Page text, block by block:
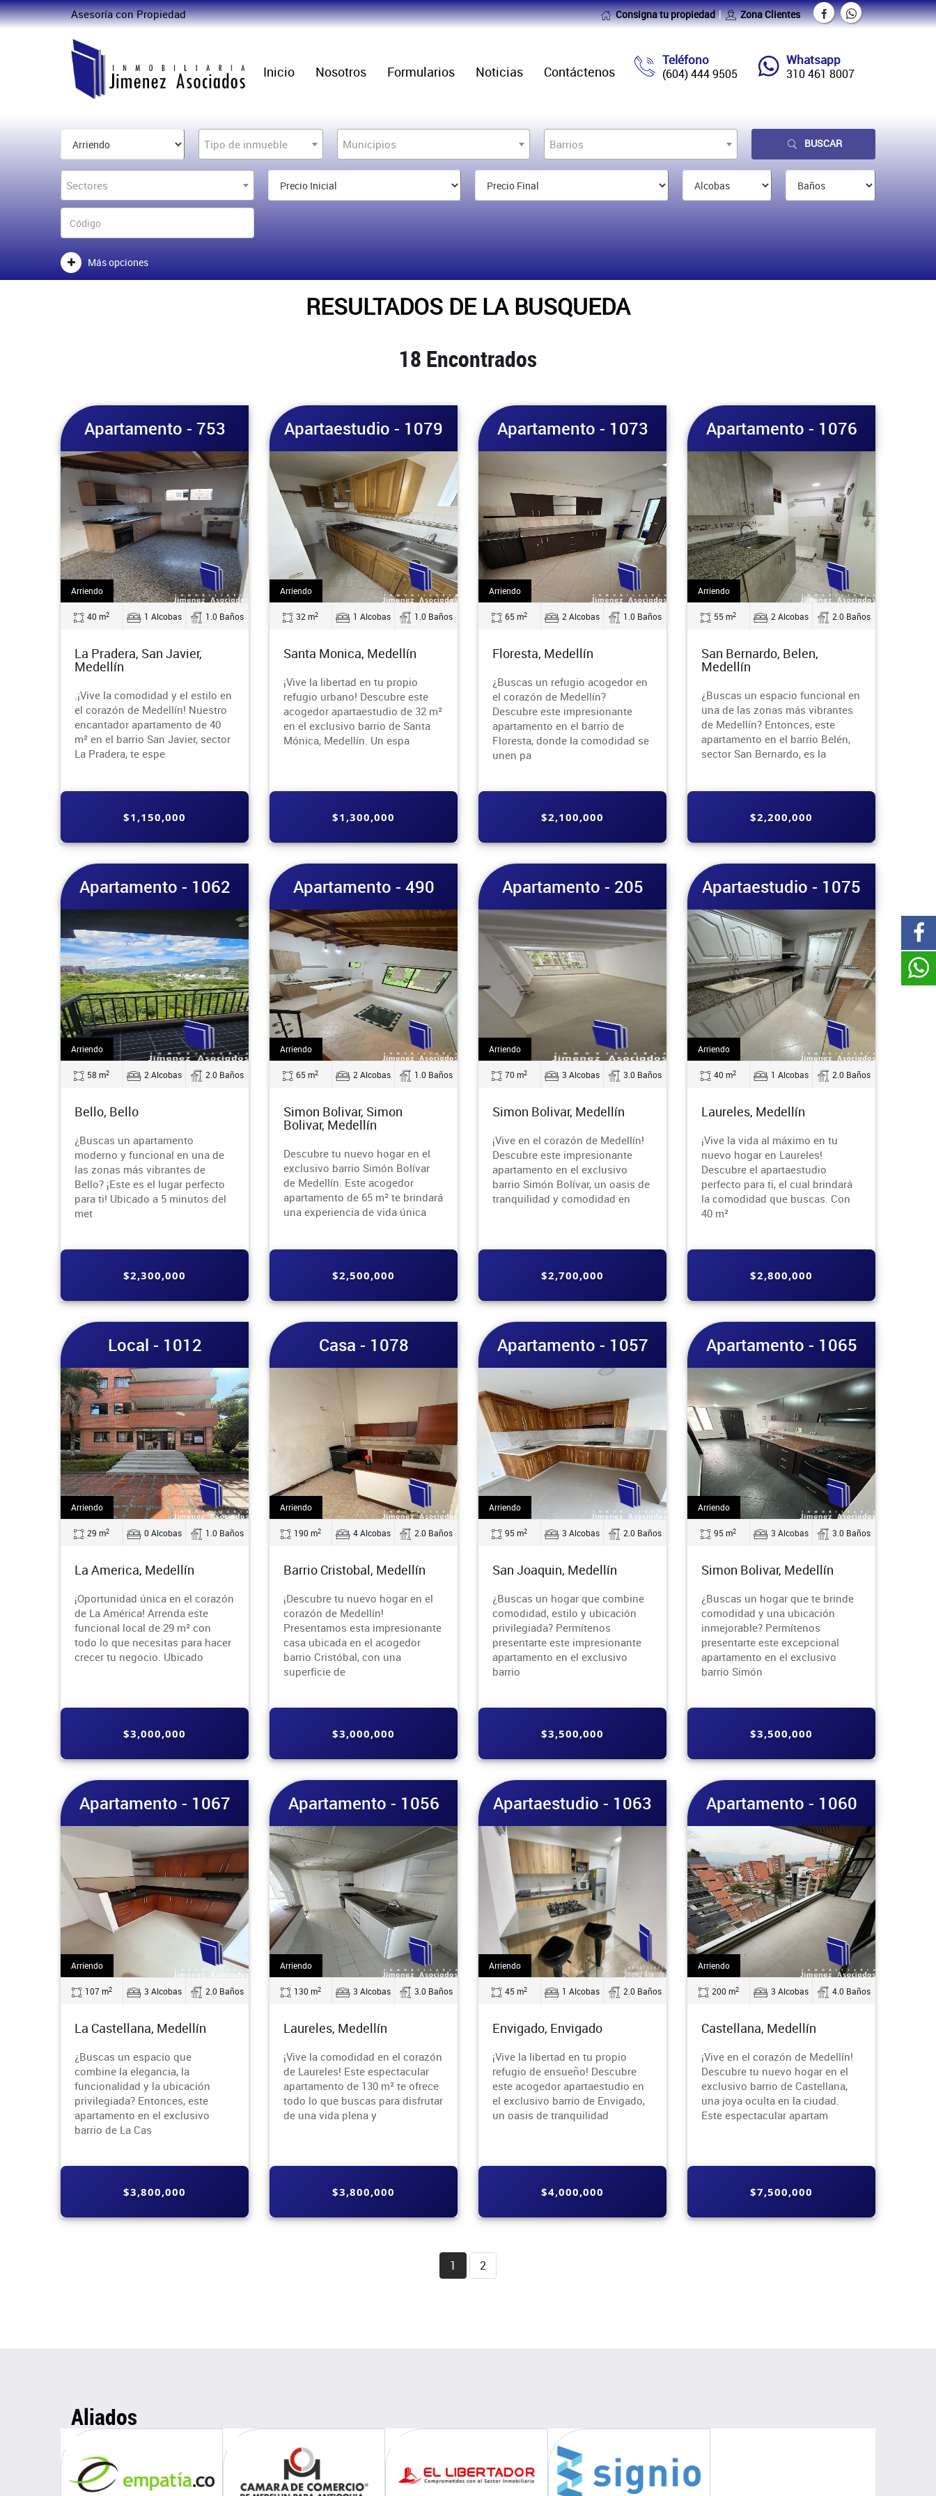
Asesoría con Propiedad Consigna tu propiedad Zona Clientes
Teléfono
(604) 444 9505
Whatsapp
310 461 8007
Inicio Nosotros Formularios Noticias Contáctenos
Tipo de inmueble Municipios Barrios BUSCAR
Sectores
Más opciones
RESULTADOS DE LA BUSQUEDA
18 Encontrados
Apartamento - 753
Arriendo
40 m2 1 Alcobas 1.0 Baños
La Pradera, San Javier,
Medellín
.¡Vive la comodidad y el estilo en
el corazón de Medellín! Nuestro
encantador apartamento de 40
m² en el barrio San Javier, sector
La Pradera, te espe
$1,150,000
Apartaestudio - 1079
Arriendo
32 m2 1 Alcobas 1.0 Baños
Santa Monica, Medellín
¡Vive la libertad en tu propio
refugio urbano! Descubre este
acogedor apartaestudio de 32 m²
en el exclusivo barrio de Santa
Mónica, Medellín. Un espa
$1,300,000
Apartamento - 1073
Arriendo
65 m2 2 Alcobas 1.0 Baños
Floresta, Medellín
¿Buscas un refugio acogedor en
el corazón de Medellín?
Descubre este impresionante
apartamento en el barrio de
Floresta, donde la comodidad se
unen pa
$2,100,000
Apartamento - 1076
Arriendo
55 m2 2 Alcobas 2.0 Baños
San Bernardo, Belen,
Medellín
¿Buscas un espacio funcional en
una de las zonas más vibrantes
de Medellín? Entonces, este
apartamento en el barrio Belén,
sector San Bernardo, es la
$2,200,000
Apartamento - 1062
Arriendo
58 m2 2 Alcobas 2.0 Baños
Bello, Bello
¿Buscas un apartamento
moderno y funcional en una de
las zonas más vibrantes de
Bello? ¡Este es el lugar perfecto
para ti! Ubicado a 5 minutos del
met
$2,300,000
Apartamento - 490
Arriendo
65 m2 2 Alcobas 1.0 Baños
Simon Bolivar, Simon
Bolivar, Medellín
Descubre tu nuevo hogar en el
exclusivo barrio Simón Bolívar
de Medellín. Este acogedor
apartamento de 65 m² te brindará
una experiencia de vida única
$2,500,000
Apartamento - 205
Arriendo
70 m2 3 Alcobas 3.0 Baños
Simon Bolivar, Medellín
¡Vive en el corazón de Medellín!
Descubre este impresionante
apartamento en el exclusivo
barrio Simón Bolívar, un oasis de
tranquilidad y comodidad en
$2,700,000
Apartaestudio - 1075
Arriendo
40 m2 1 Alcobas 2.0 Baños
Laureles, Medellín
¡Vive la vida al máximo en tu
nuevo hogar en Laureles!
Descubre el apartaestudio
perfecto para ti, el cual brindará
la comodidad que buscas. Con
40 m²
$2,800,000
Local - 1012
Arriendo
29 m2 0 Alcobas 1.0 Baños
La America, Medellín
¡Oportunidad única en el corazón
de La América! Arrenda este
funcional local de 29 m² con
todo lo que necesitas para hacer
crecer tu negocio. Ubicado
$3,000,000
Casa - 1078
Arriendo
190 m2 4 Alcobas 2.0 Baños
Barrio Cristobal, Medellín
¡Descubre tu nuevo hogar en el
corazón de Medellín!
Presentamos esta impresionante
casa ubicada en el acogedor
barrio Cristóbal, con una
superficie de
$3,000,000
Apartamento - 1057
Arriendo
95 m2 3 Alcobas 2.0 Baños
San Joaquin, Medellín
¿Buscas un hogar que combine
comodidad, estilo y ubicación
privilegiada? Permítenos
presentarte este impresionante
apartamento en el exclusivo
barrio
$3,500,000
Apartamento - 1065
Arriendo
95 m2 3 Alcobas 3.0 Baños
Simon Bolivar, Medellín
¿Buscas un hogar que te brinde
comodidad y una ubicación
inmejorable? Permítenos
presentarte este excepcional
apartamento en el exclusivo
barrio Simón
$3,500,000
Apartamento - 1067
Arriendo
107 m2 3 Alcobas 2.0 Baños
La Castellana, Medellín
¿Buscas un espacio que
combine la elegancia, la
funcionalidad y la ubicación
privilegiada? Entonces, este
apartamento en el exclusivo
barrio de La Cas
$3,800,000
Apartamento - 1056
Arriendo
130 m2 3 Alcobas 3.0 Baños
Laureles, Medellín
¡Vive la comodidad en el corazón
de Laureles! Este espectacular
apartamento de 130 m² te ofrece
todo lo que buscas para disfrutar
de una vida plena y
$3,800,000
Apartaestudio - 1063
Arriendo
45 m2 1 Alcobas 2.0 Baños
Envigado, Envigado
¡Vive la libertad en tu propio
refugio de ensueño! Descubre
este acogedor apartaestudio en
el exclusivo barrio de Envigado,
un oasis de tranquilidad
$4,000,000
Apartamento - 1060
Arriendo
200 m2 3 Alcobas 4.0 Baños
Castellana, Medellín
¡Vive en el corazón de Medellín!
Descubre tu nuevo hogar en el
exclusivo barrio de Castellana,
una joya oculta en la ciudad.
Este espectacular apartam
$7,500,000
1 2
Aliados